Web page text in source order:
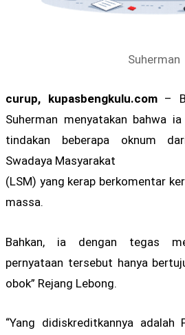
Suherman
curup, kupasbengkulu.com–
Suherman menyatakan bahwa
tindakan beberapa oknum
Swadaya Masyarakat
(LSM) yang kerap berkomentar
massa.
Bahkan, ia dengan tegas
pernyataan tersebut hanya
obok” Rejang Lebong.
“Yang didiskreditkannya adalah